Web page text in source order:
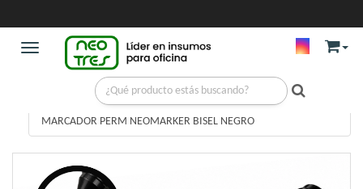
Toggle navigation
/MARCADORES PERMANENTES /
MARCADOR PERM NEOMARKER BISEL NEGRO